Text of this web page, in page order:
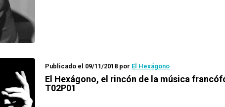
Publicado el 09/11/2018 por El Hexágono
El Hexágono, el rincón de la música
T02P01